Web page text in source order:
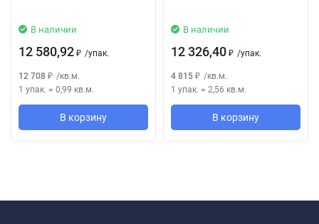
В наличии
12 580,92 ₽ /упак.
12 708 ₽ /кв.м.
1 упак. = 0,99 кв.м.
В корзину
В наличии
12 326,40 ₽ /упак.
4 815 ₽ /кв.м.
1 упак. = 2,56 кв.м.
В корзину